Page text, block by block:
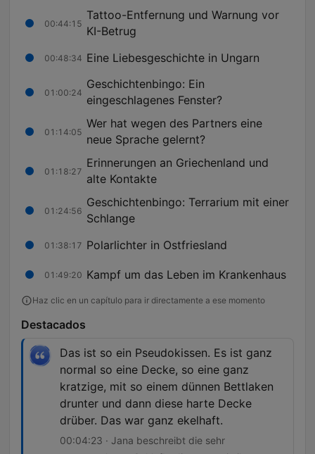
00:44:15
Tattoo-Entfernung und Warnung vor
KI-Betrug
00:48:34 Eine Liebesgeschichte in Ungarn
01:00:24
Geschichtenbingo: Ein
eingeschlagenes Fenster?
01:14:05
Wer hat wegen des Partners eine
neue Sprache gelernt?
01:18:27
Erinnerungen an Griechenland und
alte Kontakte
01:24:56
Geschichtenbingo: Terrarium mit einer
Schlange
01:38:17 Polarlichter in Ostfriesland
01:49:20 Kampf um das Leben im Krankenhaus
Haz clic en un capítulo para ir directamente a ese momento
Destacados
Das ist so ein Pseudokissen. Es ist ganz
normal so eine Decke, so eine ganz
kratzige, mit so einem dünnen Bettlaken
drunter und dann diese harte Decke
drüber. Das war ganz ekelhaft.
00:04:23 · Jana beschreibt die sehr